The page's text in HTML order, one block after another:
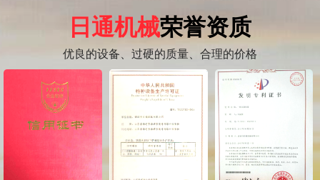
日通机械荣誉资质
优良的设备、过硬的质量、合理的价格